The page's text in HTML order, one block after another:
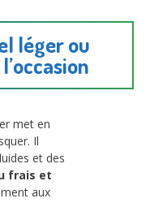
léger ou
met en
Il
et des
frais et
aux